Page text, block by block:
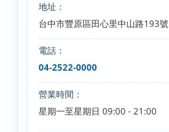
地址：
台中市豐原區田心里中山路193號
電話：
04-2522-0000
營業時間：
星期一至星期日 09:00 - 21:00